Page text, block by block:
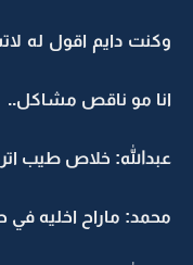
وكنت دايم اقول له
انا مو ناقص مشاكل..
عبدالله: خلاص طيب
محمد: ماراح اخليه